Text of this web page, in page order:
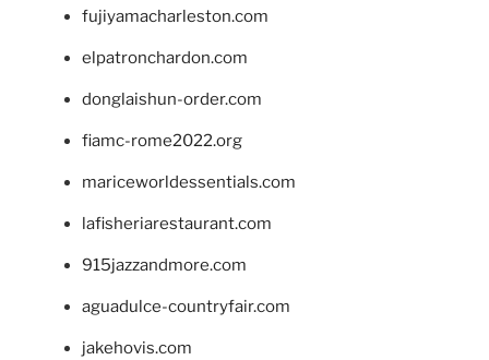
fujiyamacharleston.com
elpatronchardon.com
donglaishun-order.com
fiamc-rome2022.org
mariceworldessentials.com
lafisheriarestaurant.com
915jazzandmore.com
aguadulce-countryfair.com
jakehovis.com